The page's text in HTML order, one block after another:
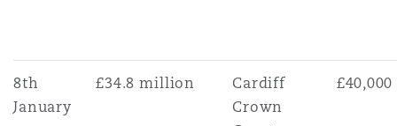
8th
January
£34.8 million
Cardiff
Crown
£40,000